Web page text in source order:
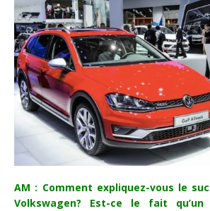
AM : Comment expliquez-vous le
Volkswagen? Est-ce le fait qu’un